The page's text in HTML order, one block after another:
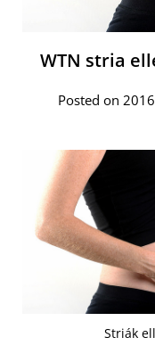
WTN stria
Posted on
Striák